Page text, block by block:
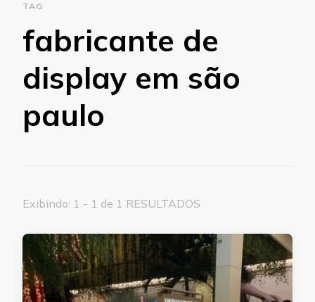
TAG
fabricante de
display em são
paulo
Exibindo: 1 - 1 de 1 RESULTADOS